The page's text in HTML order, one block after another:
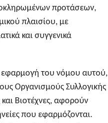
προτάσεων,
πλαισίου, με
και συγγενικά
του νόμου αυτού,
Οργανισμούς Συλλογικής
Βιοτέχνες, αφορούν
που εφαρμόζονται.